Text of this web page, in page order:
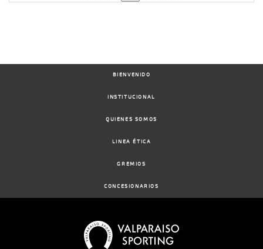
BIENVENIDO
INSTITUCIONAL
QUIENES SOMOS
LINEA ÉTICA
GREMIOS
CONCESIONARIOS